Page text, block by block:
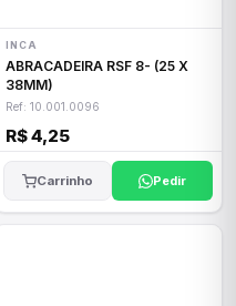
INCA
ABRACADEIRA RSF 8- (25 X
38MM)
Ref: 10.001.0096
R$ 4,25
Carrinho Pedir